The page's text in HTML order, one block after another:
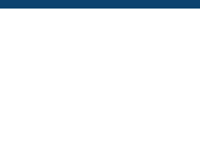
Home Club特集